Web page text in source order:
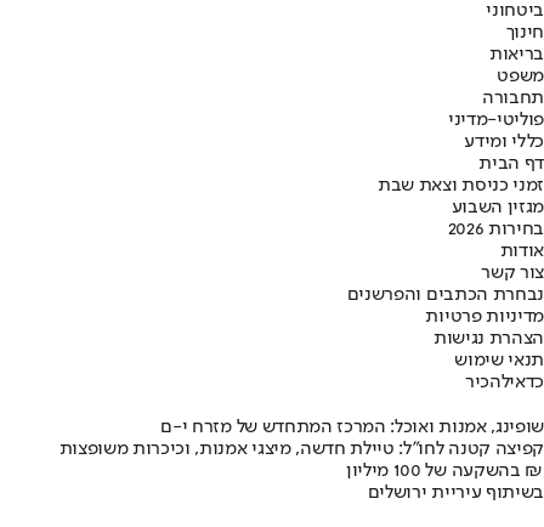
ביטחוני
חינוך
בריאות
משפט
תחבורה
פוליטי-מדיני
כללי ומידע
דף הבית
זמני כניסת וצאת שבת
מגזין השבוע
בחירות 2026
אודות
צור קשר
נבחרת הכתבים והפרשנים
מדיניות פרטיות
הצהרת נגישות
תנאי שימוש
כדאילהכיר
שופינג, אמנות ואוכל: המרכז המתחדש של מזרח י-ם
קפיצה קטנה לחו"ל: טיילת חדשה, מיצגי אמנות, וכיכרות משופצות
בהשקעה של 100 מיליון ₪
בשיתוף עיריית ירושלים